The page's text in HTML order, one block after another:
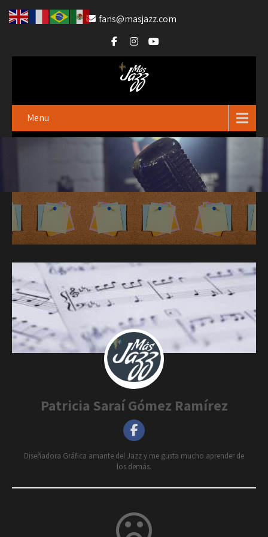
fans@masjazz.com
Menu
Patricia Saraí Gómez Ramírez
Diseñadora Gráfica amante del Jazz y me gusta mucho aprender de
los demás.